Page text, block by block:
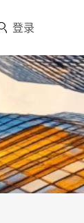
登录